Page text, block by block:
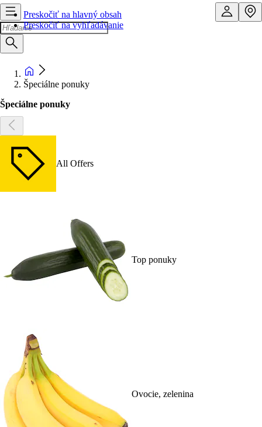
Preskočiť na hlavný obsah
Preskočiť na vyhľadávanie
Špeciálne ponuky
Špeciálne ponuky
All Offers
Top ponuky
Ovocie, zelenina